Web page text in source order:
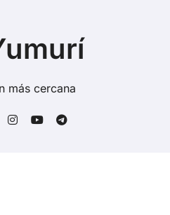
más cercana